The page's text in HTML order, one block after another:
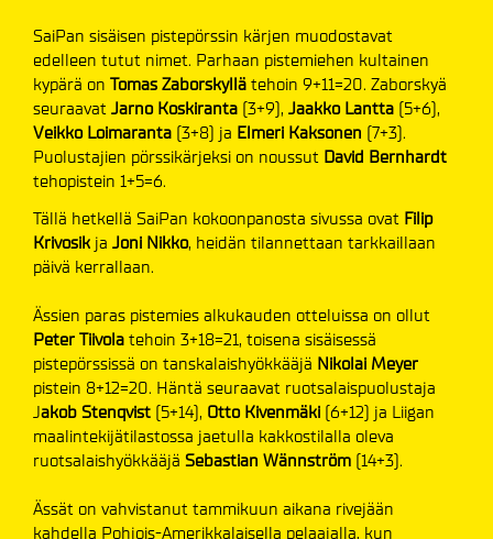
SaiPan sisäisen pistepörssin kärjen muodostavat
edelleen tutut nimet. Parhaan pistemiehen kultainen
kypärä on Tomas Zaborskyllä tehoin 9+11=20. Zaborskyä
seuraavat Jarno Koskiranta (3+9), Jaakko Lantta (5+6),
Veikko Loimaranta (3+8) ja Elmeri Kaksonen (7+3).
Puolustajien pörssikärjeksi on noussut David Bernhardt
tehopistein 1+5=6.
Tällä hetkellä SaiPan kokoonpanosta sivussa ovat Filip
Krivosik ja Joni Nikko, heidän tilannettaan tarkkaillaan
päivä kerrallaan.
Ässien paras pistemies alkukauden otteluissa on ollut
Peter Tiivola tehoin 3+18=21, toisena sisäisessä
pistepörssissä on tanskalaishyökkääjä Nikolai Meyer
pistein 8+12=20. Häntä seuraavat ruotsalaispuolustaja
Jakob Stenqvist (5+14), Otto Kivenmäki (6+12) ja Liigan
maalintekijätilastossa jaetulla kakkostilalla oleva
ruotsalaishyökkääjä Sebastian Wännström (14+3).
Ässät on vahvistanut tammikuun aikana rivejään
kahdella Pohjois-Amerikkalaisella pelaajalla, kun